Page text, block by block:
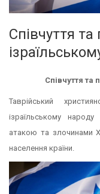
Співчуття
Співчуття та
Таврійський
ізраїльському
атакою та злочинами
населення країни.